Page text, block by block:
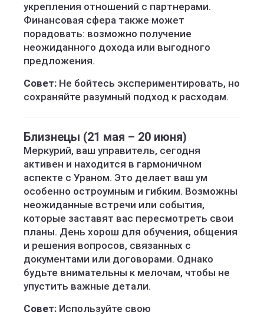
укрепления отношений с партнерами.
Финансовая сфера также может
порадовать: возможно получение
неожиданного дохода или выгодного
предложения.
Совет: Не бойтесь экспериментировать, но
сохраняйте разумный подход к расходам.
Близнецы (21 мая – 20 июня)
Меркурий, ваш управитель, сегодня
активен и находится в гармоничном
аспекте с Ураном. Это делает ваш ум
особенно остроумным и гибким. Возможны
неожиданные встречи или события,
которые заставят вас пересмотреть свои
планы. День хорош для обучения, общения
и решения вопросов, связанных с
документами или договорами. Однако
будьте внимательны к мелочам, чтобы не
упустить важные детали.
Совет: Используйте свою